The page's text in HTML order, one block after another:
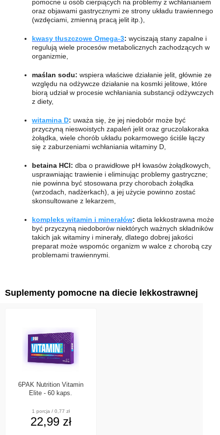
pomocne u osób cierpiących na problemy z wchłanianiem
oraz objawami gastrycznymi ze strony układu trawiennego
(wzdęciami, zmienną pracą jelit itp.),
kwasy tłuszczowe Omega-3: wyciszają stany zapalne i
regulują wiele procesów metabolicznych zachodzących w
organizmie,
maślan sodu: wspiera właściwe działanie jelit, głównie ze
względu na odżywcze działanie na kosmki jelitowe, które
biorą udział w procesie wchłaniania substancji odżywczych
z diety,
witamina D: uważa się, że jej niedobór może być
przyczyną nieswoistych zapaleń jelit oraz gruczolakoraka
żołądka, wiele chorób układu pokarmowego ściśle łączy
się z zaburzeniami wchłaniania witaminy D,
betaina HCl: dba o prawidłowe pH kwasów żołądkowych,
usprawniając trawienie i eliminując problemy gastryczne;
nie powinna być stosowana przy chorobach żołądka
(wrzodach, nadżerkach), a jej użycie powinno zostać
skonsultowane z lekarzem,
kompleks witamin i minerałów: dieta lekkostrawna może
być przyczyną niedoborów niektórych ważnych składników
takich jak witaminy i minerały, dlatego dobrej jakości
preparat może wspomóc organizm w walce z chorobą czy
problemami trawiennymi.
Suplementy pomocne na diecie lekkostrawnej
6PAK Nutrition Vitamin
Elite - 60 kaps.
1 porcja / 0,77 zł
22,99 zł